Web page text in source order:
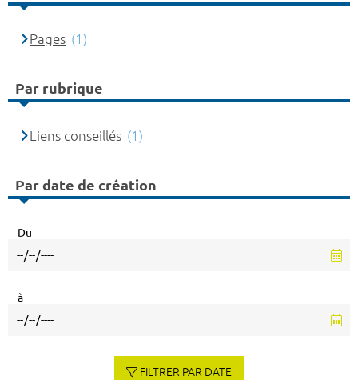
Pages (1)
Par rubrique
Liens conseillés (1)
Par date de création
Du
à
FILTRER PAR DATE